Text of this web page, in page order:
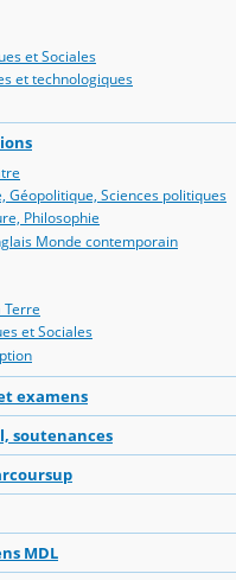
et Sociales
et technologiques
Géopolitique, Sciences politiques
Philosophie
Monde contemporain
Terre
et Sociales
examens
soutenances
MDL